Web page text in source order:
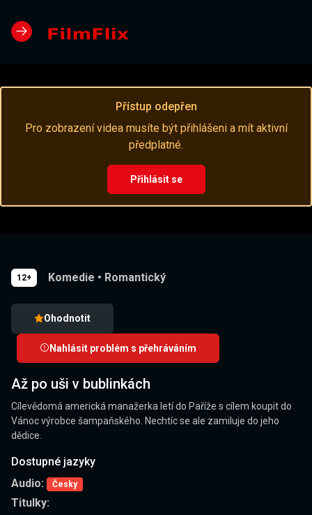
Přístup odepřen
Pro zobrazení videa musíte být přihlášeni a mít aktivní
předplatné.
Přihlásit se
12+ Komedie • Romantický
Ohodnotit
Nahlásit problém s přehráváním
Až po uši v bublinkách
Cílevědomá americká manažerka letí do Paříže s cílem koupit do
Vánoc výrobce šampaňského. Nechtíc se ale zamiluje do jeho
dědice.
Dostupné jazyky
Audio:
Česky
Titulky: